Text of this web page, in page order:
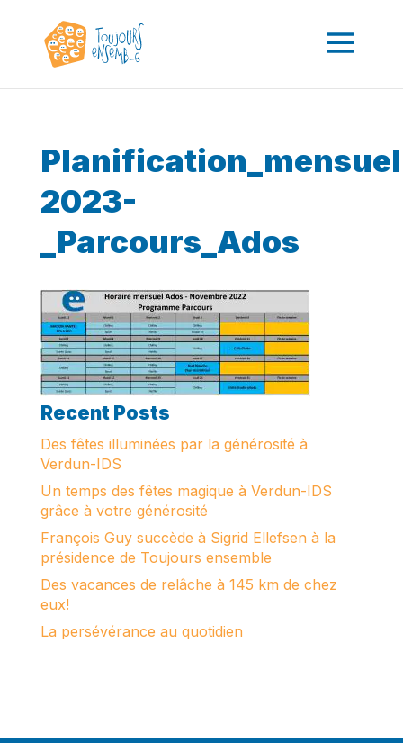
2023-
_Parcours_Ados
Recent Posts
Des fêtes illuminées par la générosité à
Verdun-IDS
Un temps des fêtes magique à Verdun-IDS
grâce à votre générosité
François Guy succède à Sigrid Ellefsen à la
présidence de Toujours ensemble
Des vacances de relâche à 145 km de chez
eux!
La persévérance au quotidien